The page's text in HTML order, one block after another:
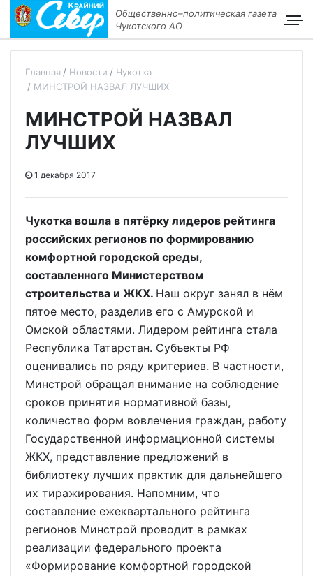
Общественно–политическая газета
Чукотского АО
Главная Новости
Чукотка
МИНСТРОЙ НАЗВАЛ ЛУЧШИХ
МИНСТРОЙ НАЗВАЛ
ЛУЧШИХ
1 декабря 2017
Чукотка вошла в пятёрку лидеров рейтинга
российских регионов по формированию
комфортной городской среды,
составленного Министерством
строительства и ЖКХ. Наш округ занял в нём
пятое место, разделив его с Амурской и
Омской областями. Лидером рейтинга стала
Республика Татарстан. Субъекты РФ
оценивались по ряду критериев. В частности,
Минстрой обращал внимание на соблюдение
сроков принятия нормативной базы,
количество форм вовлечения граждан, работу
Государственной информационной системы
ЖКХ, представление предложений в
библиотеку лучших практик для дальнейшего
их тиражирования. Напомним, что
составление ежеквартального рейтинга
регионов Минстрой проводит в рамках
реализации федерального проекта
«Формирование комфортной городской